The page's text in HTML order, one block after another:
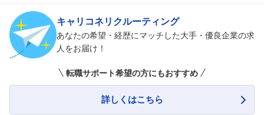
キャリコネリクルーティング
あなたの希望・経歴にマッチした大手・優良企業の求
人をお届け！
転職サポート希望の方にもおすすめ
詳しくはこちら